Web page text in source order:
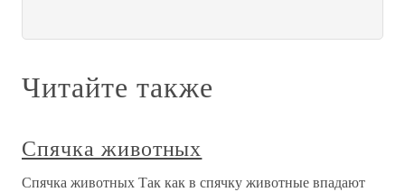
Читайте также
Спячка животных
Спячка животных Так как в спячку животные впадают